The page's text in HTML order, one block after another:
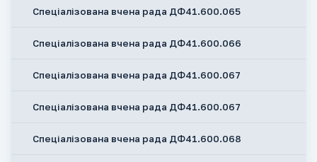
Спеціалізована вчена рада ДФ41.600.065
Спеціалізована вчена рада ДФ41.600.066
Спеціалізована вчена рада ДФ41.600.067
Спеціалізована вчена рада ДФ41.600.067
Спеціалізована вчена рада ДФ41.600.068